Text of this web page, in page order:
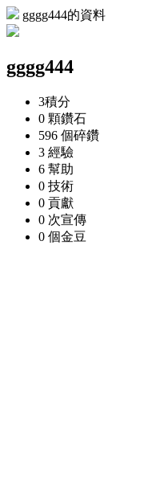
gggg444的資料
gggg444
3積分
0 顆鑽石
596 個碎鑽
3 經驗
6 幫助
0 技術
0 貢獻
0 次宣傳
0 個金豆